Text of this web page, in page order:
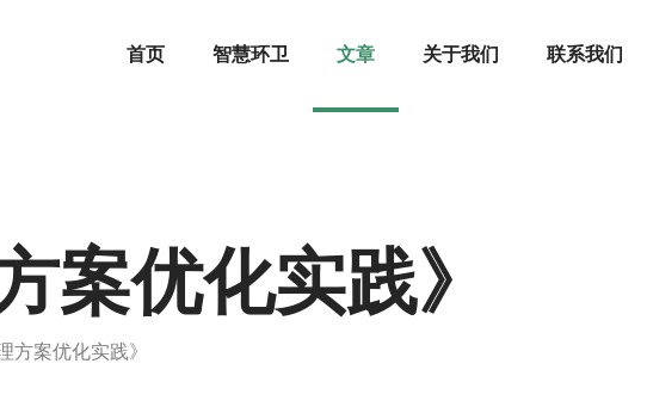
首页 智慧环卫 文章 关于我们 联系我们
案优化实践》
方案优化实践》